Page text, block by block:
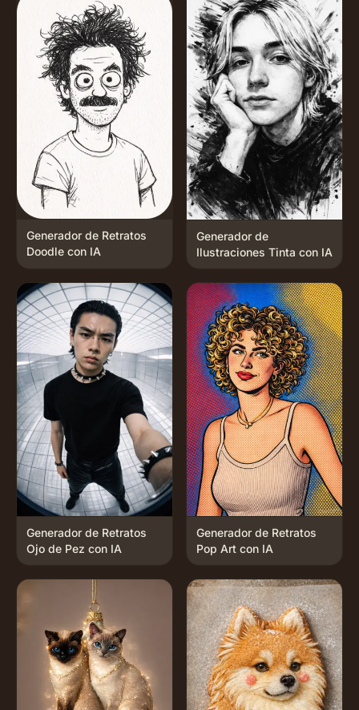
Generador de Retratos
Doodle con IA
Generador de
Ilustraciones Tinta con IA
Generador de Retratos
Ojo de Pez con IA
Generador de Retratos
Pop Art con IA